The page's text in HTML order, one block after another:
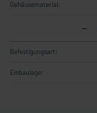
Gehäusematerial:
Befestigungsart:
Einbaulage: